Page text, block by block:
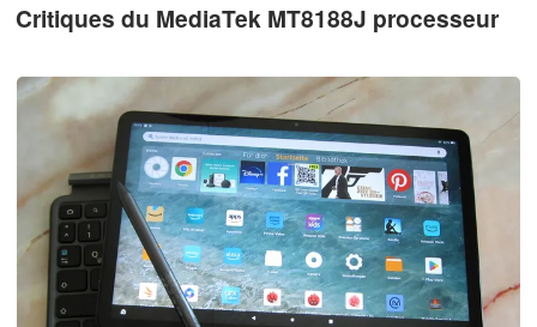
Critiques du MediaTek MT8188J processeur